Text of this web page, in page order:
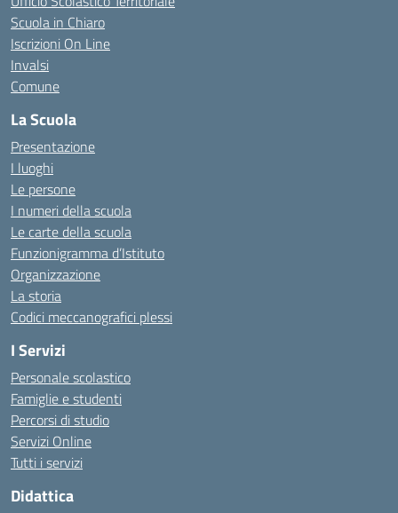
Scuola in Chiaro
Iscrizioni On Line
Invalsi
Comune
La Scuola
Presentazione
I luoghi
Le persone
I numeri della scuola
Le carte della scuola
Funzionigramma d’Istituto
Organizzazione
La storia
Codici meccanografici plessi
I Servizi
Personale scolastico
Famiglie e studenti
Percorsi di studio
Servizi Online
Tutti i servizi
Didattica